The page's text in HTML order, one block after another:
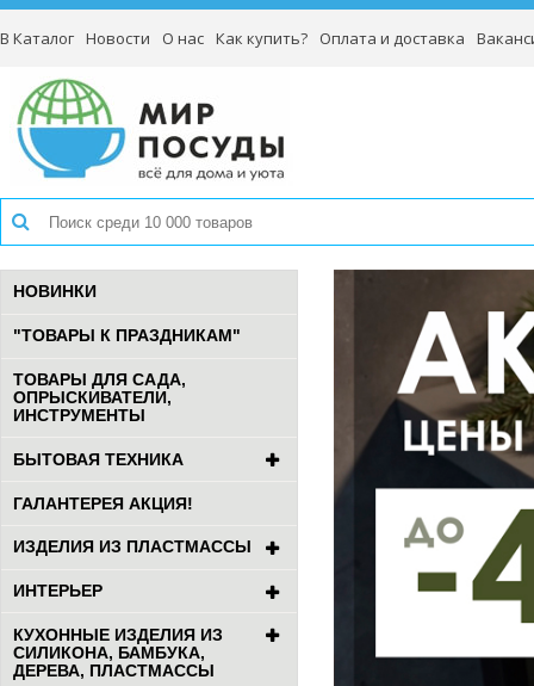
В Каталог Новости О нас Как купить? Оплата и доставка
НОВИНКИ
"ТОВАРЫ К ПРАЗДНИКАМ"
ТОВАРЫ ДЛЯ САДА,
ОПРЫСКИВАТЕЛИ,
ИНСТРУМЕНТЫ
БЫТОВАЯ ТЕХНИКА
ГАЛАНТЕРЕЯ АКЦИЯ!
ИЗДЕЛИЯ ИЗ ПЛАСТМАССЫ
ИНТЕРЬЕР
КУХОННЫЕ ИЗДЕЛИЯ ИЗ
СИЛИКОНА, БАМБУКА,
ДЕРЕВА, ПЛАСТМАССЫ